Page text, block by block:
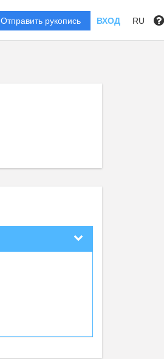
Отправить рукопись ВХОД RU